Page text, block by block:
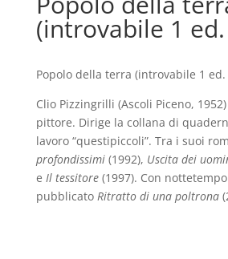
(introvabile 1
Popolo della terra (introvabile 1 ed.
Clio Pizzingrilli (Ascoli Piceno,
pittore. Dirige la collana di
lavoro “questipiccoli”. Tra i suoi
profondissimi(1992), Uscita dei
e Il tessitore(1997). Con
pubblicato Ritratto di una poltrona